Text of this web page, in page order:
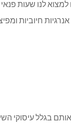
למצוא לנו שעות
חיוביות
בגלל עיסוקי